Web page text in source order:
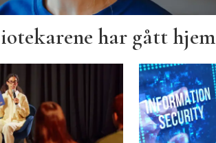
har gått hjem